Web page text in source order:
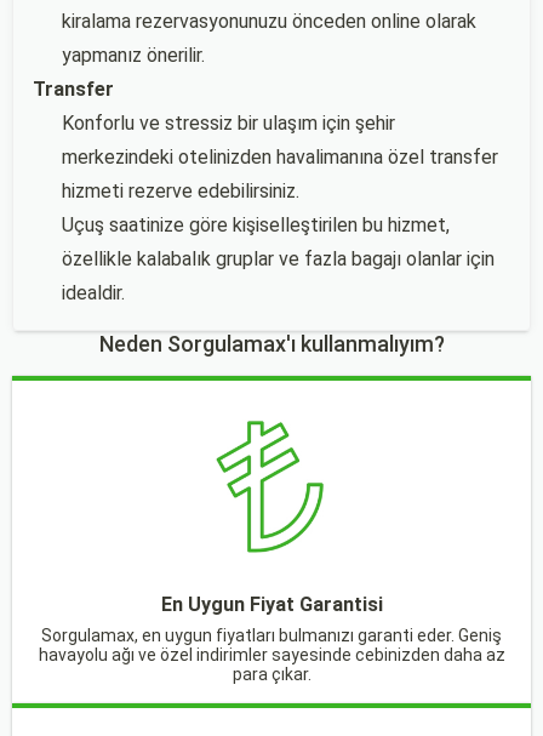
kiralama rezervasyonunuzu önceden online olarak
yapmanız önerilir.
Transfer
Konforlu ve stressiz bir ulaşım için şehir
merkezindeki otelinizden havalimanına özel transfer
hizmeti rezerve edebilirsiniz.
Uçuş saatinize göre kişiselleştirilen bu hizmet,
özellikle kalabalık gruplar ve fazla bagajı olanlar için
idealdir.
Neden Sorgulamax'ı kullanmalıyım?
En Uygun Fiyat Garantisi
Sorgulamax, en uygun fiyatları bulmanızı garanti eder. Geniş
havayolu ağı ve özel indirimler sayesinde cebinizden daha az
para çıkar.